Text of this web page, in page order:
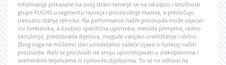
Informacije prikazane na ovoj strani temelje se na iskustvu i stručnosti
grupe FUCHS u segmentu razvoja i proizvodnje maziva, a predočuju
trenutno stanje tehnike. Na performanse naših proizvoda može utjecati
niz čimbenika, a osobito specifična upotreba, metoda primjene, radno
okruženje, predobrada dijelova, moguće vanjsko onečišćenje i slično.
Zbog toga ne možemo dati univerzalno važeće izjave o funkciji naših
proizvoda. Naši se proizvodi ne smiju upotrebljavati u zrakoplovima /
svemirskim letjelicama ili njihovim dijelovima. To se ne odnosi na